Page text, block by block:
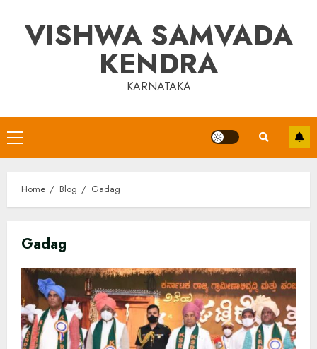
contentVISHWA SAMVADA
KENDRA
KARNATAKA
Primary
Menu
Home Blog Gadag
Gadag